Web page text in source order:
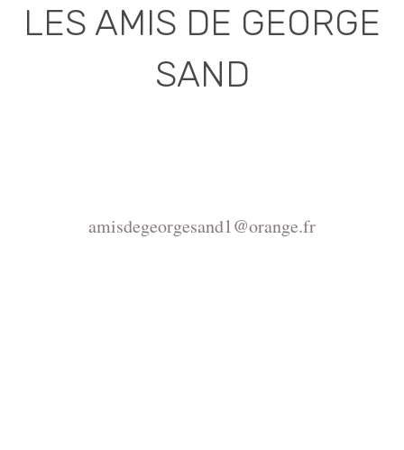
LES AMIS DE GEORGE
SAND
amisdegeorgesand1@orange.fr